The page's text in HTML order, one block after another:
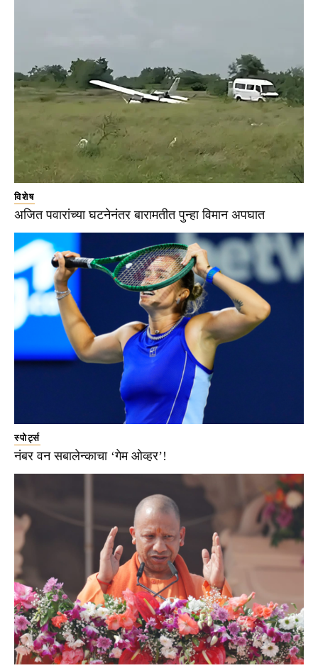
विशेष
अजित पवारांच्या घटनेनंतर बारामतीत पुन्हा विमान अपघात
स्पोर्ट्स
नंबर वन सबालेन्काचा ‘गेम ओव्हर’!